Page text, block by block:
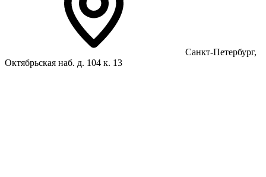
Санкт-Петербург,
Октябрьская наб. д. 104 к. 13